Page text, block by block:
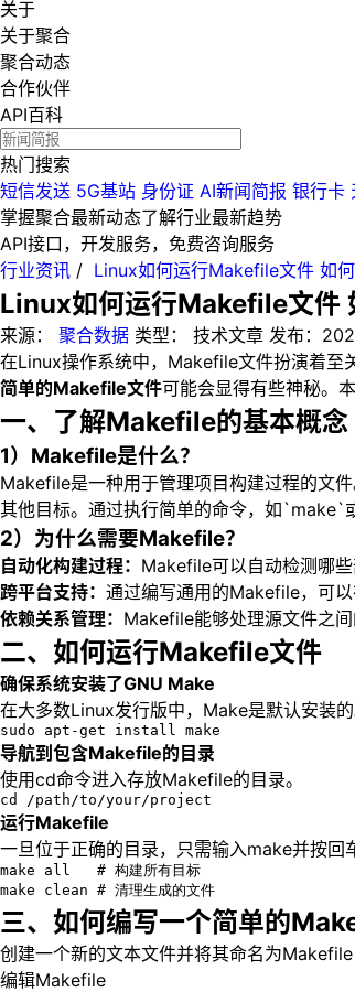
关于
关于聚合
聚合动态
合作伙伴
API百科
热门搜索
短信发送 5G基站 身份证 AI新闻简报 银行卡
掌握聚合最新动态了解行业最新趋势
API接口，开发服务，免费咨询服务
行业资讯 / Linux如何运行Makefile文件 如
Linux如何运行Makefile文件
来源： 聚合数据 类型： 技术文章 发布：
在Linux操作系统中，Makefile文件扮演着至
简单的Makefile文件可能会显得有些神秘。
一、了解Makefile的基本概念
1）Makefile是什么？
Makefile是一种用于管理项目构建过程的文
其他目标。通过执行简单的命令，如`make`
2）为什么需要Makefile？
自动化构建过程： Makefile可以自动检测哪
跨平台支持： 通过编写通用的Makefile，可
依赖关系管理： Makefile能够处理源文件之
二、如何运行Makefile文件
确保系统安装了GNU Make
在大多数Linux发行版中，Make是默认安装
sudo apt-get install make
导航到包含Makefile的目录
使用cd命令进入存放Makefile的目录。
cd /path/to/your/project
运行Makefile
一旦位于正确的目录，只需输入make并按
make all   # 构建所有目标
make clean # 清理生成的文件
三、如何编写一个简单的
创建一个新的文本文件并将其命名为Makefile
编辑Makefile